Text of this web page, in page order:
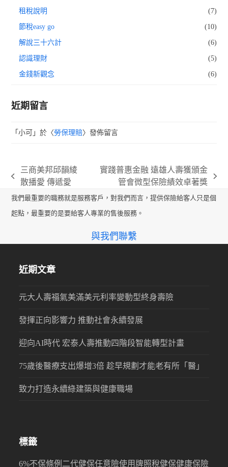
租稅說明 (7)
節稅easy go (10)
解說三十六計 (6)
認識理財 (5)
金錢新觀念 (6)
近期留言
「小可 」於〈勞保理賠〉發佈留言
previous
post:
三商美邦邱韻綾
散播愛 傳遞愛
post:
實踐普惠金融 遠雄人壽獲頒金
管會微型保險績效卓著獎
我們最重要的職務就是服務客戶，對我們而言，提供保險給客人只是個
起點，最重要的是要給客人專業的售後服務。
與我們聯繫
近期文章
元大人壽福氣美滿美元利率變動型終身壽險
發揮正向影響力 推動社會永續發展
迎向AI時代 宏泰人壽推動四階段智能轉型計畫
75歲後醫療支出爆增3倍 趁早規劃才能老有所「醫」
致力打造永續綠建築與健康職場
標籤
6%不保條例 二代健保任意險使用牌照稅健保健康保險